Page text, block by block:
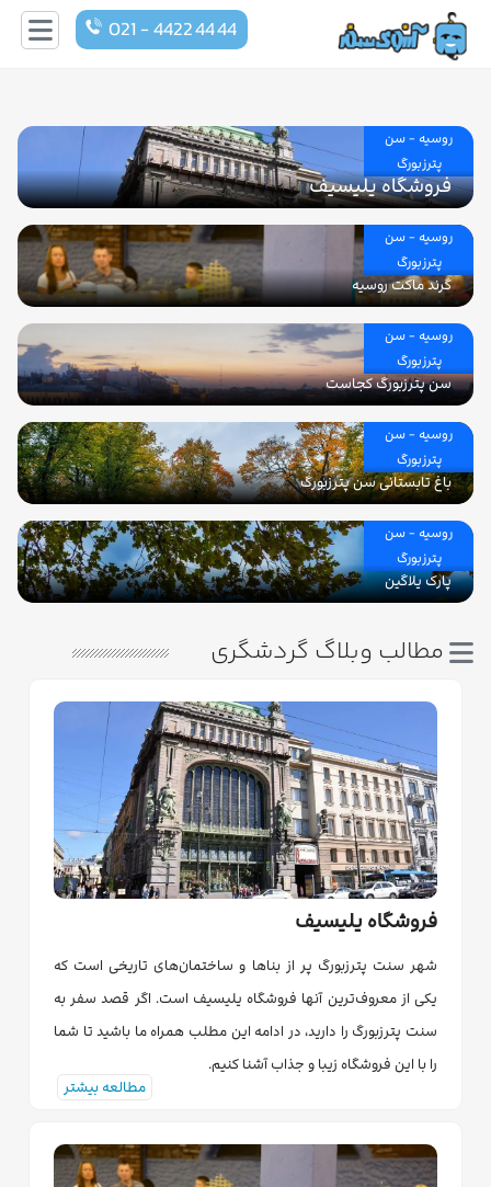
021 - 4422 44 44
روسیه - سن
پترزبورگ
فروشگاه یلیسیف
روسیه - سن
پترزبورگ
گرند ماکت روسیه
روسیه - سن
پترزبورگ
سن پترزبورگ کجاست
روسیه - سن
پترزبورگ
باغ تابستانی سن پترزبورگ
روسیه - سن
پترزبورگ
پارک یلاگین
مطالب وبلاگ گردشگری
فروشگاه یلیسیف
شهر سنت پترزبورگ پر از بناها و ساختمان‌های تاریخی است که
یکی از معروف‌ترین آنها فروشگاه یلیسیف است. اگر قصد سفر به
سنت پترزبورگ را دارید، در ادامه این مطلب همراه ما باشید تا شما
را با این فروشگاه زیبا و جذاب آشنا کنیم.
مطالعه بیشتر